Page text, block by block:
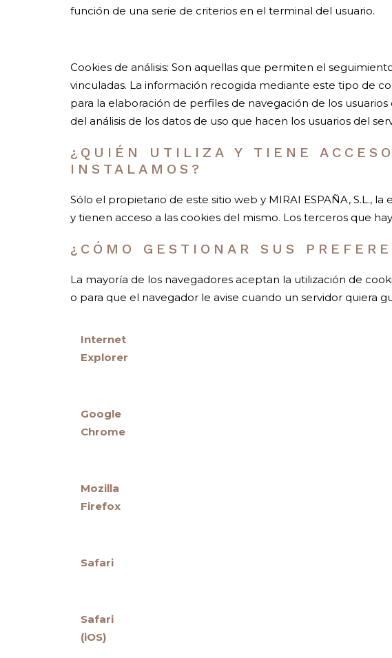
función de una serie de criterios en el terminal del usuario.
Cookies de análisis: Son aquellas que permiten el
vinculadas. La información recogida mediante este tipo de
para la elaboración de perfiles de navegación de los
del análisis de los datos de uso que hacen los usuarios del
¿QUIÉN UTILIZA Y TIENE
INSTALAMOS?
Sólo el propietario de este sitio web y MIRAI ESPAÑA, S.L.,
y tienen acceso a las cookies del mismo. Los terceros que
¿CÓMO GESTIONAR SUS
La mayoría de los navegadores aceptan la utilización de
o para que el navegador le avise cuando un servidor quiera
Internet
Explorer
Google
Chrome
Mozilla
Firefox
Safari
Safari
(iOS)